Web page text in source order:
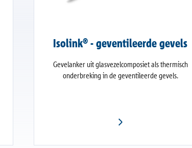
Isolink® - geventileerde gevels
Gevelanker uit glasvezelcomposiet als thermisch
onderbreking in de geventileerde gevels.